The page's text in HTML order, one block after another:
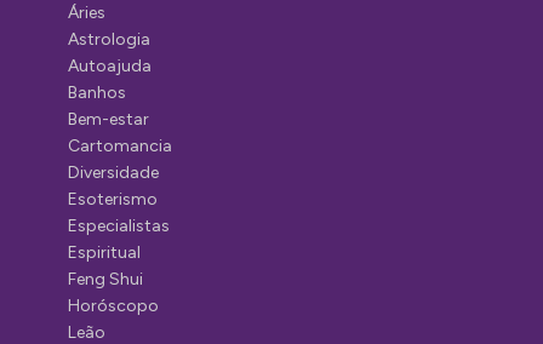
Áries
Astrologia
Autoajuda
Banhos
Bem-estar
Cartomancia
Diversidade
Esoterismo
Especialistas
Espiritual
Feng Shui
Horóscopo
Leão